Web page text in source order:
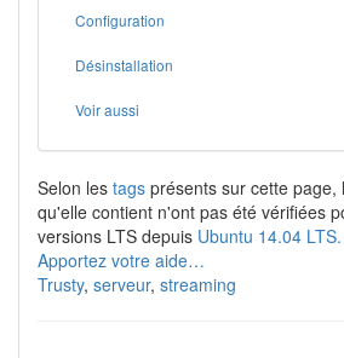
Configuration
Désinstallation
Voir aussi
Selon les tags présents sur cette page,
qu'elle contient n'ont pas été vérifiées
versions LTS depuis Ubuntu 14.04 LTS.
Apportez votre aide…
Trusty, serveur, streaming